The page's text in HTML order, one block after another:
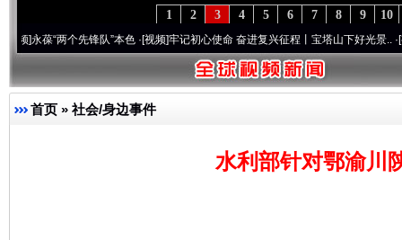
10
9
8
7
6
5
4
3
2
1
两个先锋队”本色·[视频]牢记初心使命 奋进复兴征程丨宝塔山下好光景..·[视频]因党
首页 » 社会/身边事件
水利部针对鄂渝川